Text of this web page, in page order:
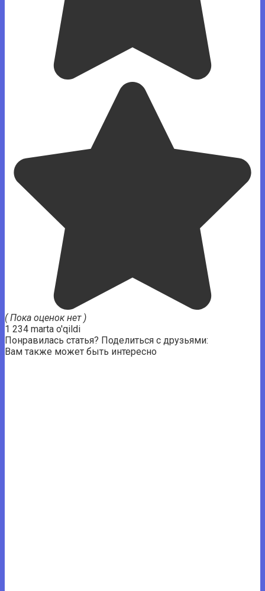
( Пока оценок нет )
1 234 marta o'qildi
Понравилась статья? Поделиться с друзьями:
Вам также может быть интересно